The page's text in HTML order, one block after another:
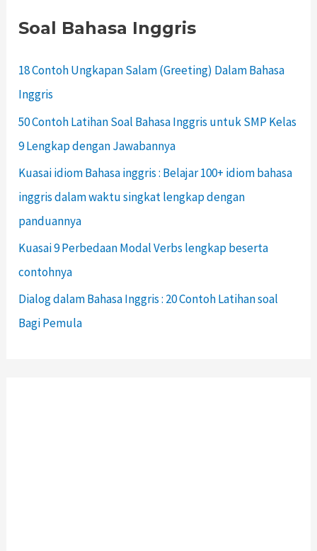
Soal Bahasa Inggris
18 Contoh Ungkapan Salam (Greeting) Dalam Bahasa
Inggris
50 Contoh Latihan Soal Bahasa Inggris untuk SMP Kelas
9 Lengkap dengan Jawabannya
Kuasai idiom Bahasa inggris : Belajar 100+ idiom bahasa
inggris dalam waktu singkat lengkap dengan
panduannya
Kuasai 9 Perbedaan Modal Verbs lengkap beserta
contohnya
Dialog dalam Bahasa Inggris : 20 Contoh Latihan soal
Bagi Pemula